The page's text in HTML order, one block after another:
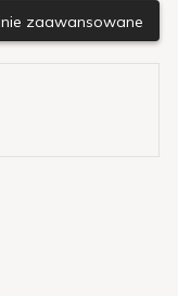
zaawansowane